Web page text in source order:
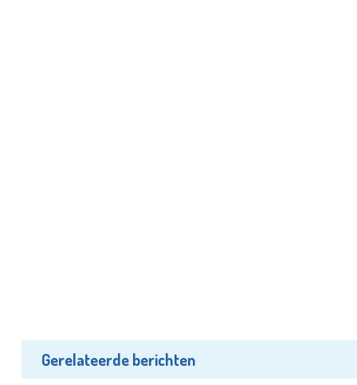
Gerelateerde berichten